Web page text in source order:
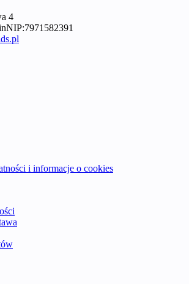
4
NIP:7971582391
i informacje o cookies